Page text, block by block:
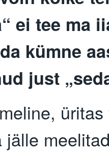
ei tee ma
kümne
just
jälle